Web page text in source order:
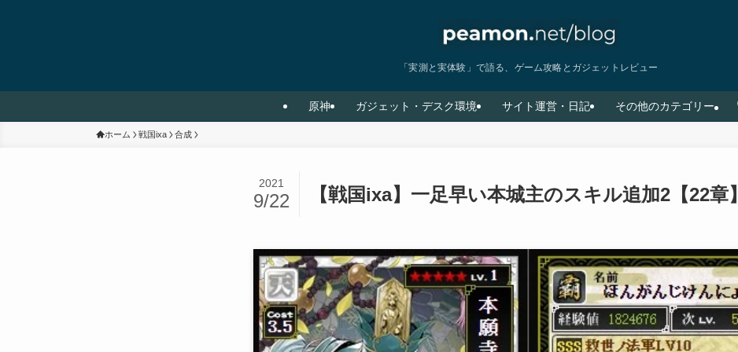
「実測と実体験」で語る、ゲーム攻略とガジェットレビュー
原神 ガジェット・デスク環境 サイト運営・日記 その他のカテゴリー
ホーム 戦国ixa 合成
【戦国ixa】一足早い本城主のスキル追加2【22章】
2021
9/22